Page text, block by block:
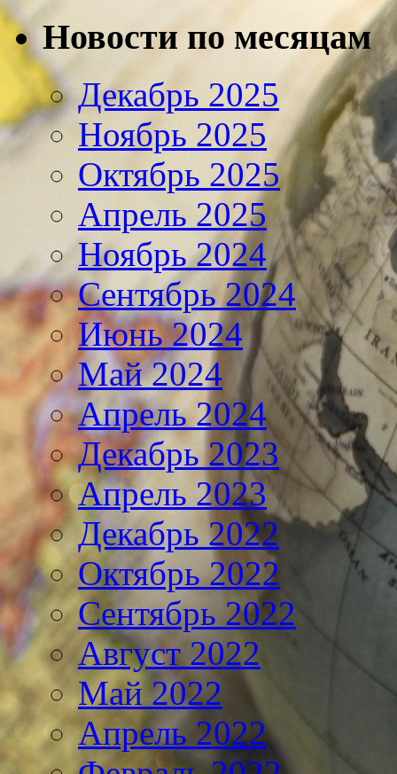
Новости по месяцам
Декабрь 2025
Ноябрь 2025
Октябрь 2025
Апрель 2025
Ноябрь 2024
Сентябрь 2024
Июнь 2024
Май 2024
Апрель 2024
Декабрь 2023
Апрель 2023
Декабрь 2022
Октябрь 2022
Сентябрь 2022
Август 2022
Май 2022
Апрель 2022